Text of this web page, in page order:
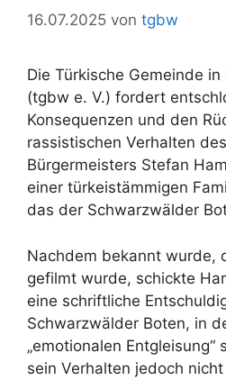
16.07.2025 von tgbw
Die Türkische Gemeinde
(tgbw e. V.) fordert
Konsequenzen und den
rassistischen Verhalten
Bürgermeisters Stefan
einer türkeistämmigen
das der Schwarzwälder
Nachdem bekannt wurde,
gefilmt wurde, schickte
eine schriftliche
Schwarzwälder Boten, in
„emotionalen Entgleisung“
sein Verhalten jedoch